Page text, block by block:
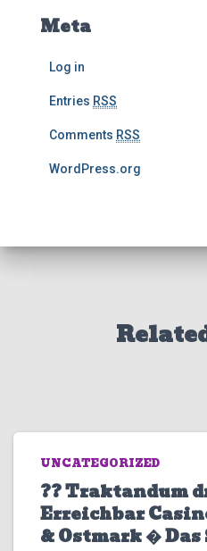
Meta
Log in
Entries RSS
Comments RSS
WordPress.org
UNCATEGORIZED
?? Traktandum
Erreichbar
& Ostmark �